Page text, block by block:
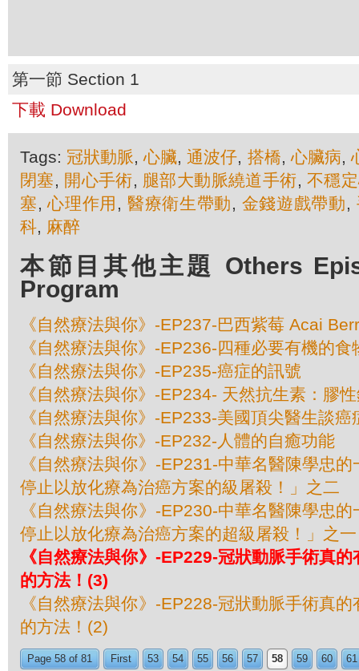
第一節 Section 1
下載 Download
Tags: 冠狀動脈,心臟,通波仔, 搭橋,心臟病,
閉塞, 開心手術, 腿部大動脈繞道手術, 不穩
塞,心理作用 , 醫療衛生帶動, 金錢遊戲帶動,
科, 麻醉
本節目其他主題 Others
Program
《自然療法與你》-EP237-巴西紫莓 Acai
《自然療法與你》-EP236-四種必要有機的食
《自然療法與你》-EP235-癌症的訊號
《自然療法與你》-EP234- 天然抗生素：膠
《自然療法與你》-EP233-美國頂尖醫​​生談
《自然療法與你》-EP232-人體的自癒功能
《自然療法與你》-EP231-中華名醫陳學忠
停止以放化療為治癌方案的級屠殺！」之二
《自然療法與你》-EP230-中華名醫陳學忠
停止以放化療為治癌方案的超級屠殺！」之一
《自然療法與你》-EP229-冠狀動脈手術真
的方法！(3)
《自然療法與你》-EP228-冠狀動脈手術真
的方法！(2)
Page 58 of 81 First 53 54 55 56 57 58 59 60 61